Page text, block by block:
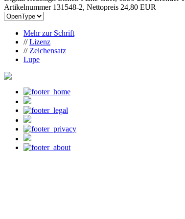
Artikelnummer 131548-2, Nettopreis 24,80 EUR
Mehr zur Schrift
//Lizenz
// Zeichensatz
Lupe